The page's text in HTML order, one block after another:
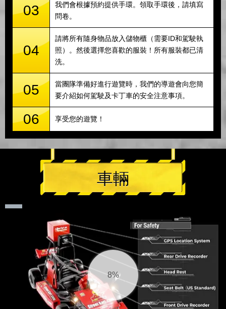
03
我們會根據預約提供手環。領取手環後，請填寫
問卷。
04
請將所有隨身物品放入儲物櫃（需要ID和駕駛執
照）。然後選擇您喜歡的服裝！所有服裝都已清
洗。
05
當團隊準備好進行遊覽時，我們的導遊會向您簡
要介紹如何駕駛及卡丁車的安全注意事項。
06 享受您的遊覽！
車輛
9%